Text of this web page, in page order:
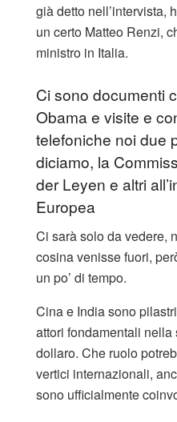
già detto nell’intervista,
un certo Matteo Renzi,
ministro in Italia.
Ci sono documenti
Obama e visite e
telefoniche noi due
diciamo, la
der Leyen e altri
Europea
Ci sarà solo da vedere,
cosina venisse fuori,
un po’ di tempo.
Cina e India sono
attori fondamentali nella
dollaro. Che ruolo
vertici internazionali,
sono ufficialmente